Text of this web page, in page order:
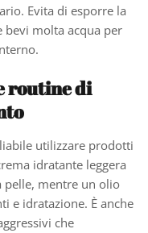
Evita di esporre la
bevi molta acqua per
routine di
utilizzare prodotti
idratante leggera
pelle, mentre un olio
e idratazione. È anche
che